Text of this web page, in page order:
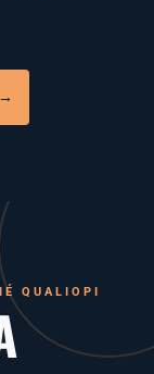
QUALIOPI